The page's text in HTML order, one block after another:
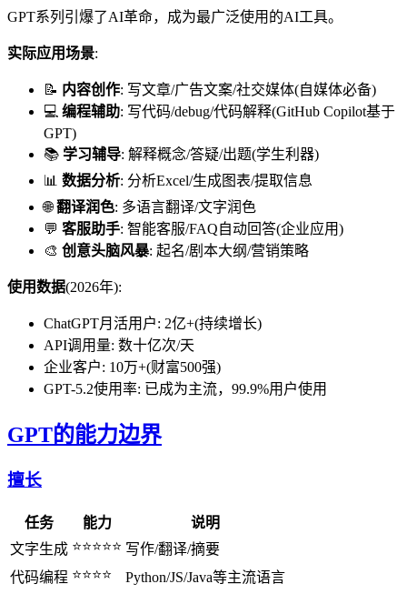
GPT系列引爆了AI革命，成为最广泛使用的AI工具。
实际应用场景:
📝 内容创作: 写文章/广告文案/社交媒体(自媒体必备)
💻 编程辅助: 写代码/debug/代码解释(GitHub Copilot基于
GPT)
📚 学习辅导: 解释概念/答疑/出题(学生利器)
📊 数据分析: 分析Excel/生成图表/提取信息
🌐翻译润色: 多语言翻译/文字润色
💬 客服助手: 智能客服/FAQ自动回答(企业应用)
🎨 创意头脑风暴: 起名/剧本大纲/营销策略
使用数据(2026年):
ChatGPT月活用户: 2亿+(持续增长)
API调用量: 数十亿次/天
企业客户: 10万+(财富500强)
GPT-5.2使用率: 已成为主流，99.9%用户使用
GPT的能力边界
擅长
任务 能力
说明
文字生成 ⭐⭐⭐⭐⭐ 写作/翻译/摘要
代码编程 ⭐⭐⭐⭐
Python/JS/Java等主流语言